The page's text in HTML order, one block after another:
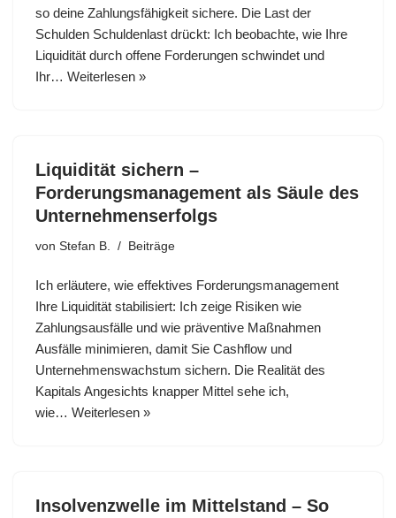
so deine Zahlungsfähigkeit sichere. Die Last der
Schulden Schuldenlast drückt: Ich beobachte, wie Ihre
Liquidität durch offene Forderungen schwindet und
Ihr… Weiterlesen »
Liquidität sichern –
Forderungsmanagement als Säule des
Unternehmenserfolgs
von Stefan B. Beiträge
Ich erläutere, wie effektives Forderungsmanagement
Ihre Liquidität stabilisiert: Ich zeige Risiken wie
Zahlungsausfälle und wie präventive Maßnahmen
Ausfälle minimieren, damit Sie Cashflow und
Unternehmenswachstum sichern. Die Realität des
Kapitals Angesichts knapper Mittel sehe ich,
wie… Weiterlesen »
Insolvenzwelle im Mittelstand – So